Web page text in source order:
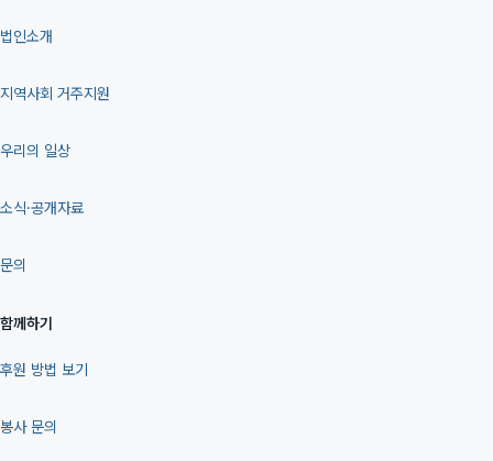
법인소개
지역사회 거주지원
우리의 일상
소식·공개자료
문의
함께하기
후원 방법 보기
봉사 문의